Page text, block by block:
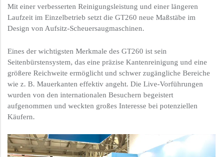
Mit einer verbesserten Reinigungsleistung und einer längeren
Laufzeit im Einzelbetrieb setzt die GT260 neue Maßstäbe im
Design von Aufsitz-Scheuersaugmaschinen.
Eines der wichtigsten Merkmale des GT260 ist sein
Seitenbürstensystem, das eine präzise Kantenreinigung und eine
größere Reichweite ermöglicht und schwer zugängliche Bereiche
wie z. B. Mauerkanten effektiv angeht. Die Live-Vorführungen
wurden von den internationalen Besuchern begeistert
aufgenommen und weckten großes Interesse bei potenziellen
Käufern.